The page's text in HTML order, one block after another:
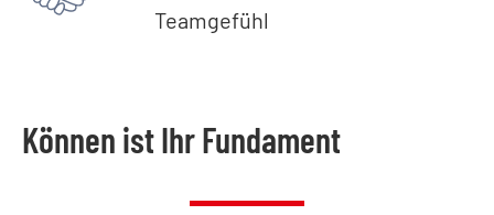
Teamgefühl
Können ist Ihr Fundament